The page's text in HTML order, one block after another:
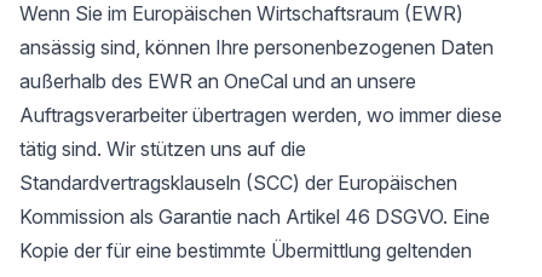
Wenn Sie im Europäischen Wirtschaftsraum (EWR)
ansässig sind, können Ihre personenbezogenen Daten
außerhalb des EWR an OneCal und an unsere
Auftragsverarbeiter übertragen werden, wo immer diese
tätig sind. Wir stützen uns auf die
Standardvertragsklauseln (SCC) der Europäischen
Kommission als Garantie nach Artikel 46 DSGVO. Eine
Kopie der für eine bestimmte Übermittlung geltenden